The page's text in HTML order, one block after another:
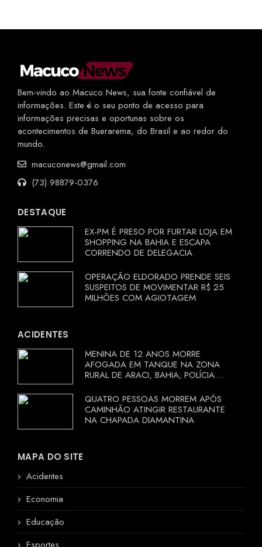
Bem-vindo ao Macuco News, sua fonte confiável de
informações. Este é o seu ponto de acesso para
informações precisas e oportunas sobre os
acontecimentos de Buerarema, do Brasil e ao redor do
mundo.
macuconews@gmail.com
(73) 98879-0376
DESTAQUE
EX-PM É PRESO POR FURTAR LOJA EM
SHOPPING NA BAHIA E ESCAPA
CORRENDO DE DELEGACIA
OPERAÇÃO ELDORADO PRENDE SEIS
SUSPEITOS DE MOVIMENTAR R$ 25
MILHÕES COM AGIOTAGEM
ACIDENTES
MENINA DE 12 ANOS MORRE
AFOGADA EM TANQUE NA ZONA
RURAL DE ARACI, BAHIA; POLÍCIA
QUATRO PESSOAS MORREM APÓS
CAMINHÃO ATINGIR RESTAURANTE
NA CHAPADA DIAMANTINA
MAPA DO SITE
Acidentes
Economia
Educação